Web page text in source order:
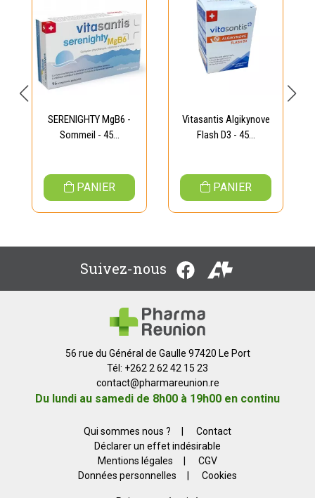
SERENIGHTY MgB6 -
Sommeil - 45...
PANIER
Vitasantis Algikynove
Flash D3 - 45...
PANIER
Suivez-nous
56 rue du Général de Gaulle 97420 Le Port
Tél: +262 2 62 42 15 23
contact@pharmareunion.re
Du lundi au samedi de 8h00 à 19h00 en continu
Qui sommes nous ?
Contact
Déclarer un effet indésirable
Mentions légales
CGV
Données personnelles
Cookies